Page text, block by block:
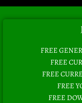
FREE
FREE
FREE
FREE
FREE